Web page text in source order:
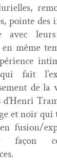
pointe des
avec
même
fait
de
et noir qui
fusion/